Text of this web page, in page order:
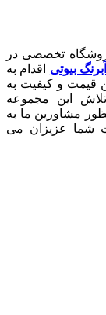
در
اقدام به
به
مجموعه
ما به
می